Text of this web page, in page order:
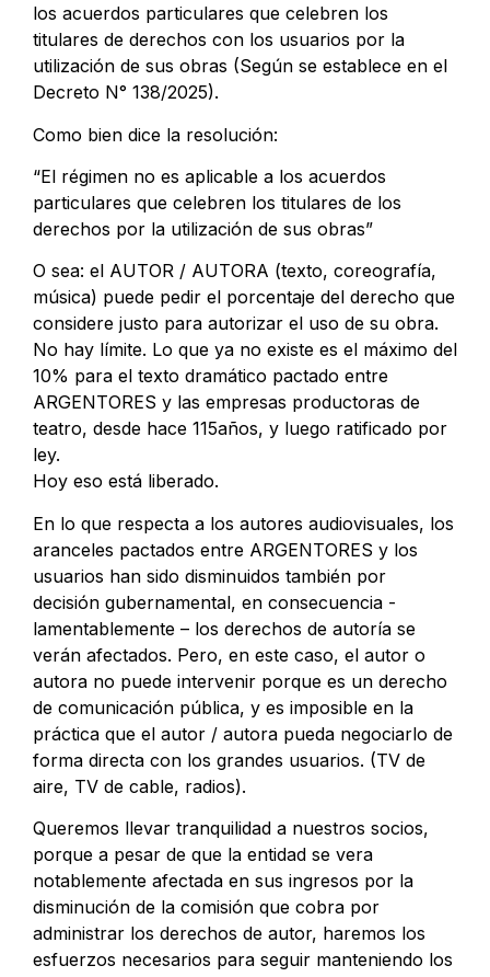
los acuerdos particulares que celebren los
titulares de derechos con los usuarios por la
utilización de sus obras (Según se establece en el
Decreto N° 138/2025).
Como bien dice la resolución:
“El régimen no es aplicable a los acuerdos
particulares que celebren los titulares de los
derechos por la utilización de sus obras”
O sea: el AUTOR / AUTORA (texto, coreografía,
música) puede pedir el porcentaje del derecho que
considere justo para autorizar el uso de su obra.
No hay límite. Lo que ya no existe es el máximo del
10% para el texto dramático pactado entre
ARGENTORES y las empresas productoras de
teatro, desde hace 115años, y luego ratificado por
ley.
Hoy eso está liberado.
En lo que respecta a los autores audiovisuales, los
aranceles pactados entre ARGENTORES y los
usuarios han sido disminuidos también por
decisión gubernamental, en consecuencia -
lamentablemente – los derechos de autoría se
verán afectados. Pero, en este caso, el autor o
autora no puede intervenir porque es un derecho
de comunicación pública, y es imposible en la
práctica que el autor / autora pueda negociarlo de
forma directa con los grandes usuarios. (TV de
aire, TV de cable, radios).
Queremos llevar tranquilidad a nuestros socios,
porque a pesar de que la entidad se vera
notablemente afectada en sus ingresos por la
disminución de la comisión que cobra por
administrar los derechos de autor, haremos los
esfuerzos necesarios para seguir manteniendo los